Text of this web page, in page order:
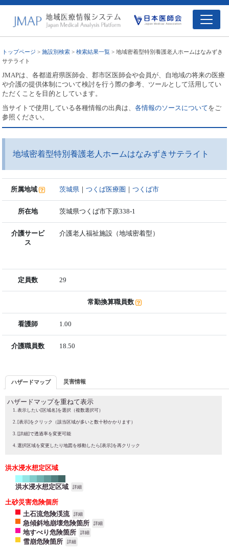
トップページ >施設別検索 >検索結果一覧 > 地域密着型特別養護老人ホームはなみずき
サテライト
JMAPは、各都道府県医師会、郡市区医師会や会員が、自地域の将来の医療
や介護の提供体制について検討を行う際の参考、ツールとして活用してい
ただくことを目的としています。
当サイトで使用している各種情報の出典は、各情報のソースについてをご
参照ください。
地域密着型特別養護老人ホームはなみずきサテライト
所属地域 茨城県 ｜つくば医療圏 ｜つくば市
所在地 茨城県つくば市下原338-1
介護サービ
ス
介護老人福祉施設（地域密着型）
定員数 29
常勤換算職員数
看護師 1.00
介護職員数 18.50
ハザードマップ 災害情報
ハザードマップを重ねて表示
表示したい[区域名]を選択（複数選択可）
[表示]をクリック（該当区域が多いと数十秒かかります）
[詳細]で透過率を変更可能
選択区域を変更したり地図を移動したら[表示]を再クリック
洪水浸水想定区域
洪水浸水想定区域 詳細
土砂災害危険個所
土石流危険渓流
詳細
急傾斜地崩壊危険箇所 詳細
地すべり危険箇所 詳細
雪崩危険箇所 詳細